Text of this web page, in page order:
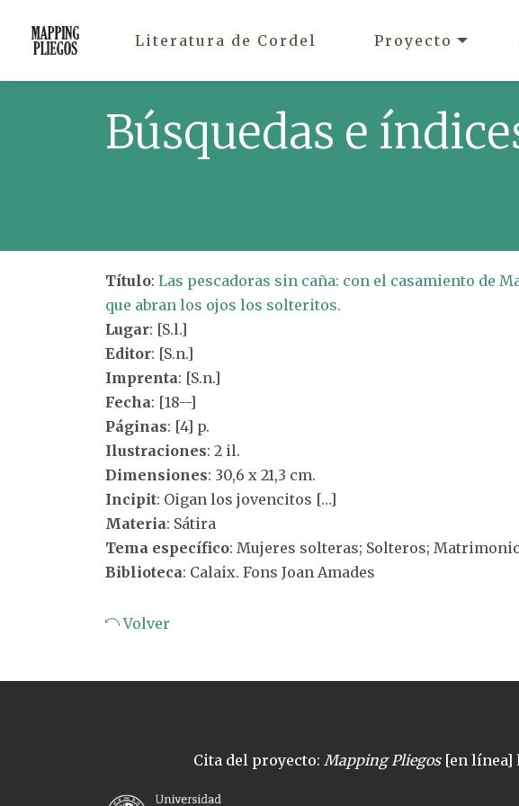
Literatura de Cordel Proyecto
Búsquedas e
Título: Las pescadoras sin caña: con el casamiento de
que abran los ojos los solteritos.
Lugar: [S.l.]
Editor: [S.n.]
Imprenta: [S.n.]
Fecha: [18--]
Páginas: [4] p.
Ilustraciones: 2 il.
Dimensiones: 30,6 x 21,3 cm.
Incipit: Oigan los jovencitos […]
Materia: Sátira
Tema específico: Mujeres solteras; Solteros;
Biblioteca: Calaix. Fons Joan Amades
Volver
Cita del proyecto: Mapping Pliegos[en línea]